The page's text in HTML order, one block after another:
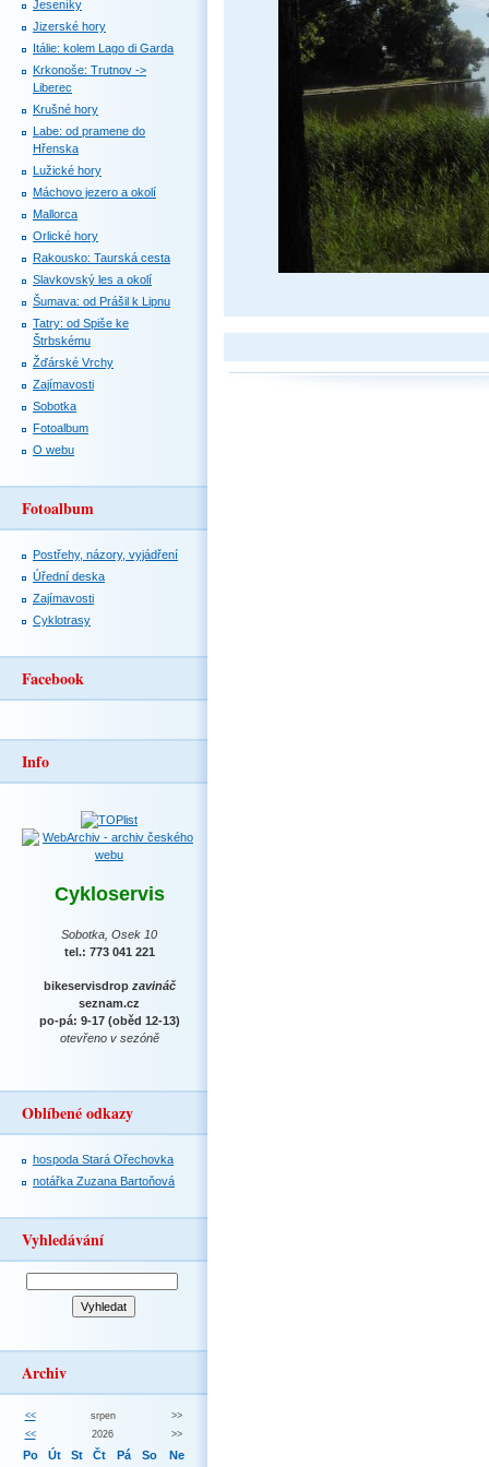
Jeseníky
Jizerské hory
Itálie: kolem Lago di Garda
Krkonoše: Trutnov ->
Liberec
Krušné hory
Labe: od pramene do
Hřenska
Lužické hory
Máchovo jezero a okolí
Mallorca
Orlické hory
Rakousko: Taurská cesta
Slavkovský les a okolí
Šumava: od Prášil k Lipnu
Tatry: od Spiše ke
Štrbskému
Žďárské Vrchy
Zajímavosti
Sobotka
Fotoalbum
O webu
Fotoalbum
Postřehy, názory, vyjádření
Úřední deska
Zajímavosti
Cyklotrasy
Facebook
Info
Cykloservis
Sobotka, Osek 10
tel.: 773 041 221
bikeservisdrop zavináč
seznam.cz
po-pá: 9-17 (oběd 12-13)
otevřeno v sezóně
Oblíbené odkazy
hospoda Stará Ořechovka
notářka Zuzana Bartoňová
Vyhledávání
Archiv
<< srpen
>>
<<
2026 >>
Po Út St Čt Pá So Ne